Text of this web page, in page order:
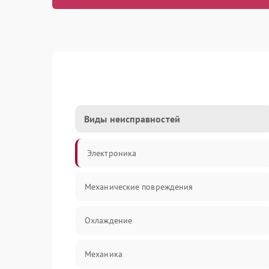
Виды неисправностей
Электроника
Механические повреждения
Охлаждение
Механика